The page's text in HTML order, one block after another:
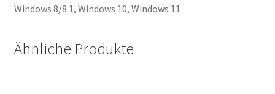
Windows 8/8.1, Windows 10, Windows 11
Ähnliche Produkte